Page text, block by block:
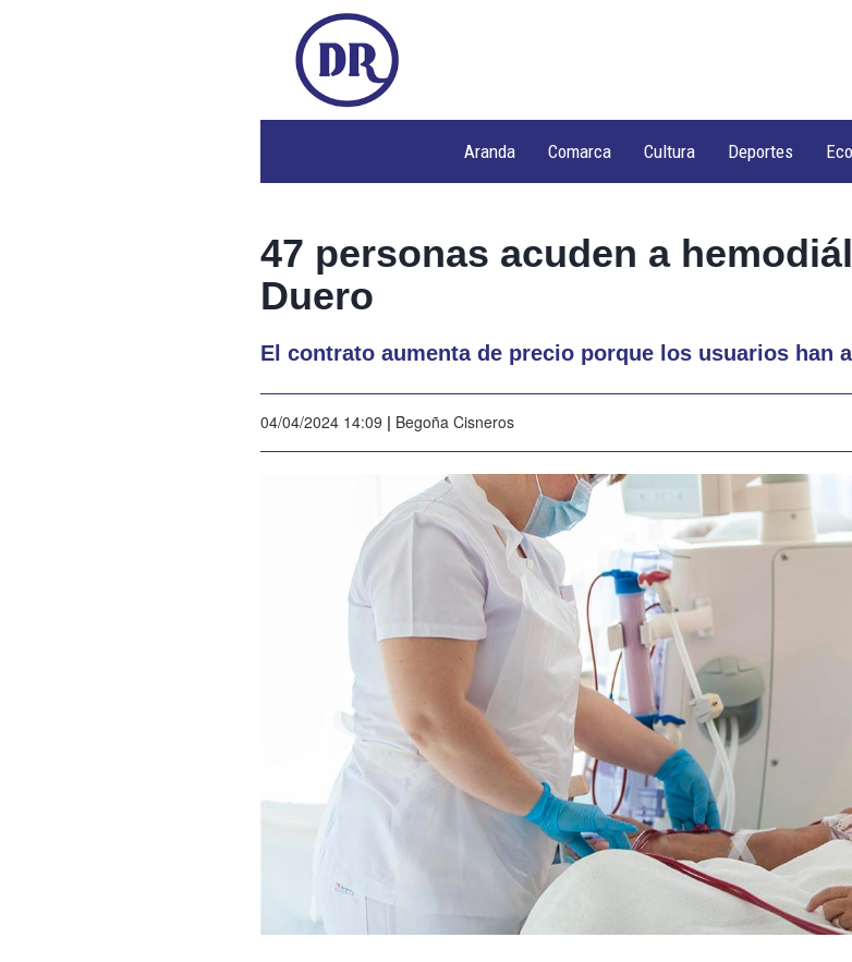
Aranda Comarca Cultura Deportes
47 personas acuden a
Duero
El contrato aumenta de precio porque los usuarios han
04/04/2024 14:09 | Begoña Cisneros